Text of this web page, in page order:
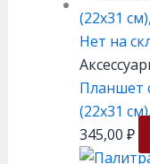
Нет на
Планшет
(22х31
345,00 ₽